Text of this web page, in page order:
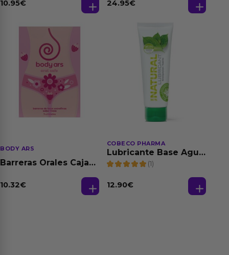
Dilatación Base Agua
10.95€ 24.95€
BODY ARS
Barreras Orales Caja
10.32€
COBECO PHARMA
Lubricante Base Agua
100% Natural 125 ml
(1)
12.90€